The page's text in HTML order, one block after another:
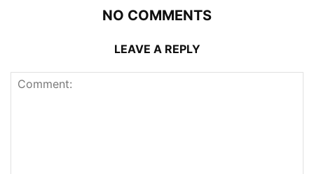
NO COMMENTS
LEAVE A REPLY